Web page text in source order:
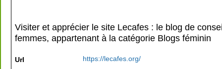
Visiter et apprécier le site Lecafes : le blog de
femmes, appartenant à la catégorie Blogs féminin
Url
https://lecafes.org/